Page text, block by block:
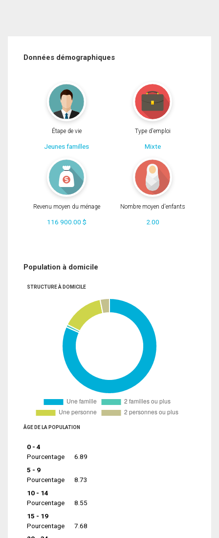
Données démographiques
Étape de vie
Jeunes familles
Type d'emploi
Mixte
Revenu moyen du ménage
116 900.00 $
Nombre moyen d'enfants
2.00
Population à domicile
STRUCTURE À DOMICILE
ÂGE DE LA POPULATION
0 - 4
Pourcentage
6.89
5 - 9
Pourcentage
8.73
10 - 14
Pourcentage
8.55
15 - 19
Pourcentage
7.68